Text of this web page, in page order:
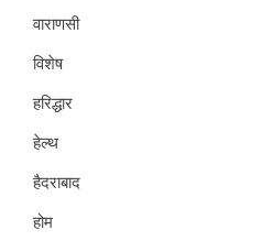
वाराणसी
विशेष
हरिद्धार
हेल्थ
हैदराबाद
होम